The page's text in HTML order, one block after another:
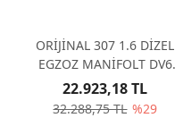
ORİJİNAL 307 1.6 DİZEL
EGZOZ MANİFOLT DV6
0341J2
32.288,75 TL %29
22.923,18 TL